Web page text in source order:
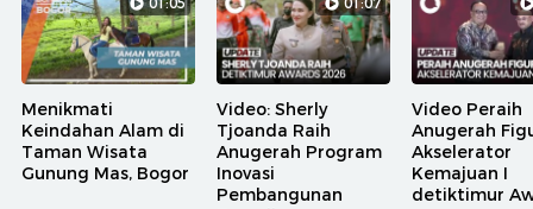
Menikmati
Keindahan Alam di
Taman Wisata
Gunung Mas, Bogor
Video: Sherly
Tjoanda Raih
Anugerah Program
Inovasi
Pembangunan
Video Peraih
Anugerah
Akselerator
Kemajuan I
detiktimur